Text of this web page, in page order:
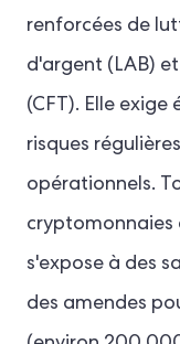
renforcées de
d'argent (LAB)
(CFT). Elle
risques
opérationnels.
cryptomonnaies
s'expose à des
des amendes